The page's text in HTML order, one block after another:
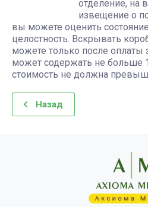
отделение, на
извещение о
вы можете оценить
целостность. Вскрывать
можете только после оплаты
может содержать не больше
стоимость не должна
Назад